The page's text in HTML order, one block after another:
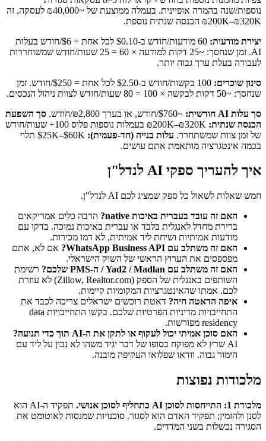
נוספות/שנה בהמרה אופיינית. בעמלה ממוצעת של ~₪40,000 לעסקה, זה
₪200K–₪320K הכנסה שנתית נוספת.
יצירת מודעות:
60 מודעות/חודש ב-$0.10 לכל אחת = $6/חודש בעלות
AI. זמן שנחסך: ~25 דקות למודעה × 60 = 25 שעות/חודש שמשוחררות
לעבודה בעלת ערך גבוה יותר.
סינון שוכרים:
100 בקשות/חודש ב-$2.50 לכל אחת = $250/חודש. זמן
שנחסך: ~50 דקות לבקשה × 100 = 80 שעות/חודש לצוות ניהול הנכסים.
סך עלות AI חודשית:
~$760/חודש, או בערך ₪2,800/חודש.
סך השפעת
הכנסה שנתית:
₪200K–₪320K בעמלות נוספות פלוס 100+ שעות/חודש
של זמן צוות שמשתחרר. עלות בנייה (חד-פעמית):
$25K–$60K תלוי
בכמה אינטגרציה מותאמת אתם עושים.
איך להעריך ספקי AI לנדל"ן
חמש שאלות לשאול כל ספק שמציג לכם AI לנדל"ן.
האם זה עובד בעברית באיכות native?
הרבה כלים אמריקאים
ברירת מחדל לאנגלית בלבד או עברית באיכות נמוכה. בדקו עם
מודעות אמיתיות ושיחת ליד אמיתית, לא דמו מכירות.
האם זה משתלב עם WhatsApp Business API?
אם לא, אתם
מפספסים את הערוץ הראשי של השוק הישראלי.
האם זה משתלב עם Yad2 / Madlan / ה-PMS שלכם?
רשימת
השותפים באנגלית של הספק (Zillow, Realtor.com) לא עוזרת
לכם. אמתו שהאינטגרציות המקומיות קיימות.
איפה הדאטה חיה? דאטת רוכשים ישראלים צריכה לכבד את
התחייבויות מדיניות הפרטיות שלכם. בקשו התחייבויות data
residency מפורשות.
האם סוכן אמיתי יכול לעקוף או לתקן את ה-AI תוך כדי תנועה?
AI שרץ לא מפוקח בסופו של דבר יגיד משהו לא נכון על ליד עם
הימור גבוה. וודאו שפלואו העקיפה מובנה.
מלכודות נפוצות
מלכודת 1: התייחסות לסוכן AI כתחליף לסוכן אנושי.
תפקיד ה-AI הוא
לסנן ולהזמין; תפקיד האדם הוא לסגור. סוכנויות שמנסות לאוטומט את
הסגירה נכשלות בשני המדדים.